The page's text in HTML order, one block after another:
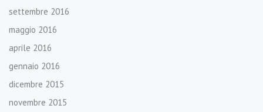
settembre 2016
maggio 2016
aprile 2016
gennaio 2016
dicembre 2015
novembre 2015